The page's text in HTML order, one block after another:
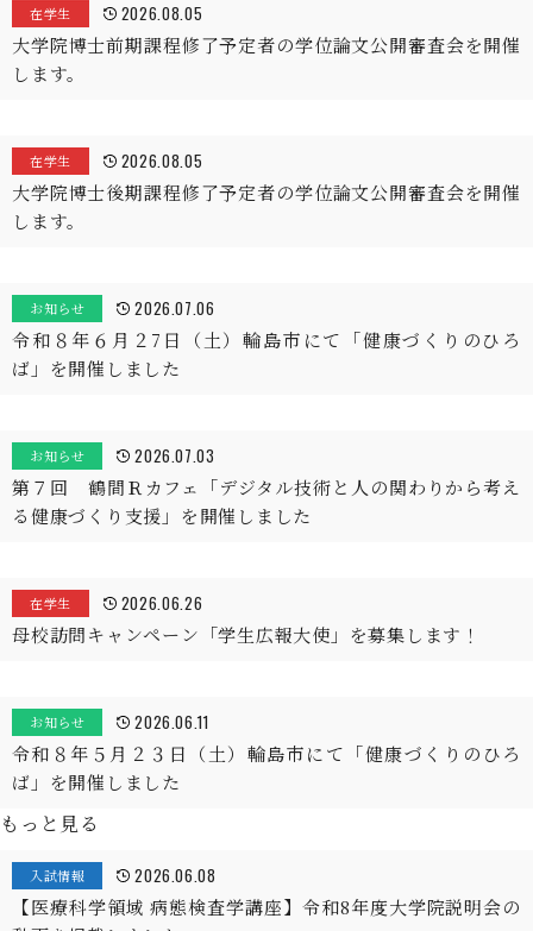
在学生 2026.08.05
大学院博士前期課程修了予定者の学位論文公開審査会を開催
します。
在学生 2026.08.05
大学院博士後期課程修了予定者の学位論文公開審査会を開催
します。
お知らせ 2026.07.06
令和８年６月２7日（土）輪島市にて「健康づくりのひろ
ば」を開催しました
お知らせ 2026.07.03
第７回 鶴間Ｒカフェ「デジタル技術と人の関わりから考え
る健康づくり支援」を開催しました
在学生 2026.06.26
母校訪問キャンペーン「学生広報大使」を募集します！
お知らせ 2026.06.11
令和８年５月２３日（土）輪島市にて「健康づくりのひろ
ば」を開催しました
もっと見る
入試情報 2026.06.08
【医療科学領域 病態検査学講座】令和8年度大学院説明会の